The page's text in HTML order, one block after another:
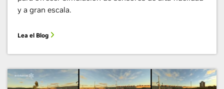
y a gran escala.
Lea el Blog